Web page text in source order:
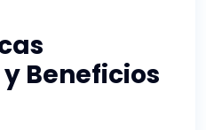
Beneficios